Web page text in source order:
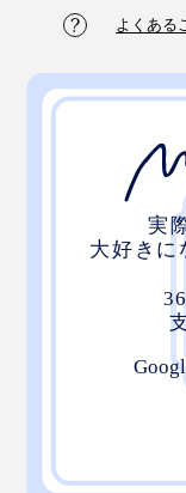
存在感のあるラ
ンでも視線を集
れます。
7色の光を選べる
すすめです。
よくある